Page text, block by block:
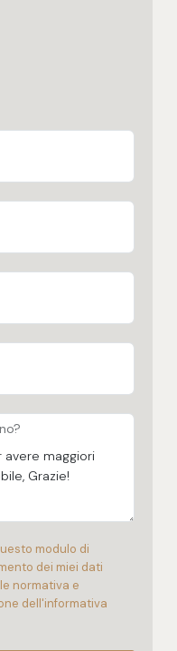
modulo di
dei miei dati
normativa e
dell'informativa